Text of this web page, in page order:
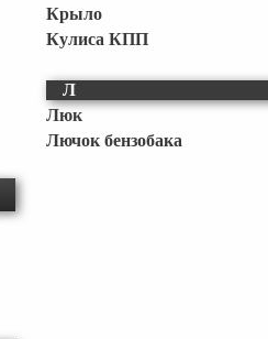
Крыло
Кулиса КПП
Л
Люк
Лючок бензобака